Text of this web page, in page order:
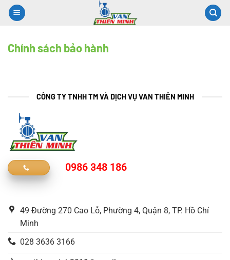
Chuyển
đến
dungChính sách bảo hành
CÔNG TY TNHH TM VÀ DỊCH VỤ VAN THIÊN MINH
0986 348 186
49 Đường 270 Cao Lỗ, Phường 4, Quận 8, TP. Hồ Chí
Minh
028 3636 3166